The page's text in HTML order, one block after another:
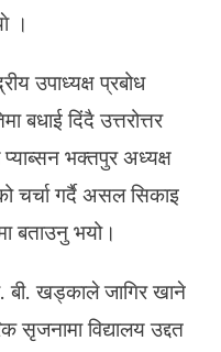
।
उपाध्यक्ष प्रबोध
बधाई दिंदै उत्तरोत्तर
भक्तपुर अध्यक्ष
चर्चा गर्दै असल सिकाइ
बताउनु भयो।
बी. खड्काले जागिर खाने
सृजनामा विद्यालय उद्दत